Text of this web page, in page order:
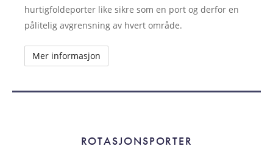
hurtigfoldeporter like sikre som en port og derfor en
pålitelig avgrensning av hvert område.
Mer informasjon
ROTASJONSPORTER